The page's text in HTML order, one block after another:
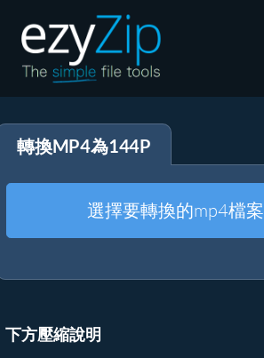
解壓縮
其他工具
轉換MP4為144P
選擇要轉換的mp4檔案
下方壓縮說明